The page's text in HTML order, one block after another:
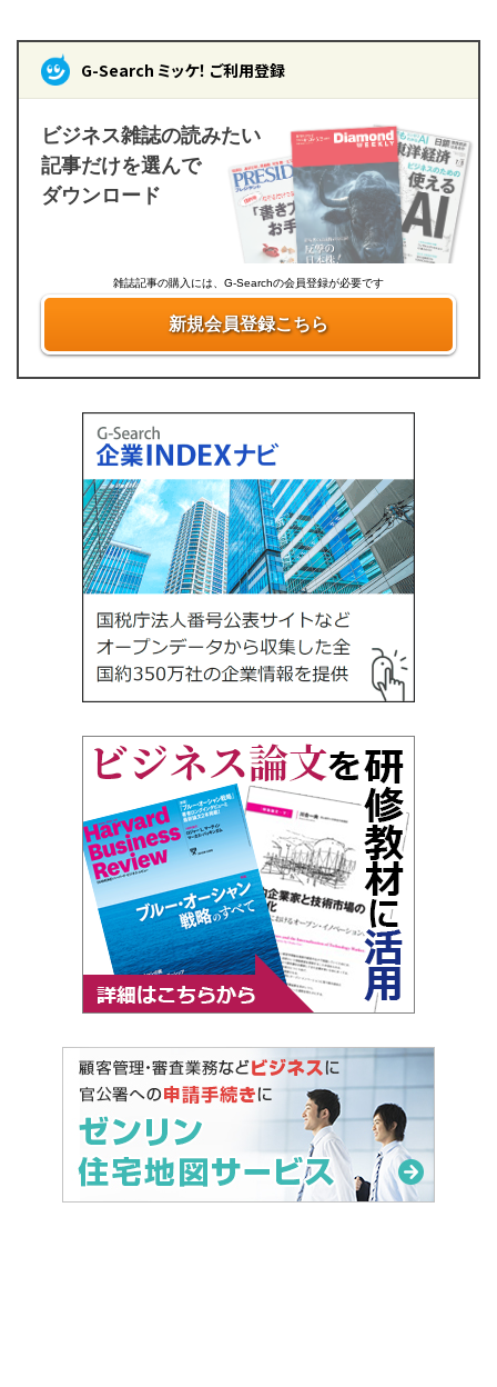
G-Search ミッケ！ ご利用登録
ビジネス雑誌の読みたい
記事だけを選んで
ダウンロード
雑誌記事の購入には、G-Searchの会員登録が必要です
新規会員登録こちら